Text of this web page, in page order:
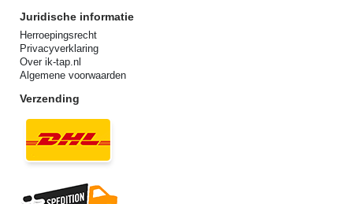
Juridische informatie
Herroepingsrecht
Privacyverklaring
Over ik-tap.nl
Algemene voorwaarden
Verzending